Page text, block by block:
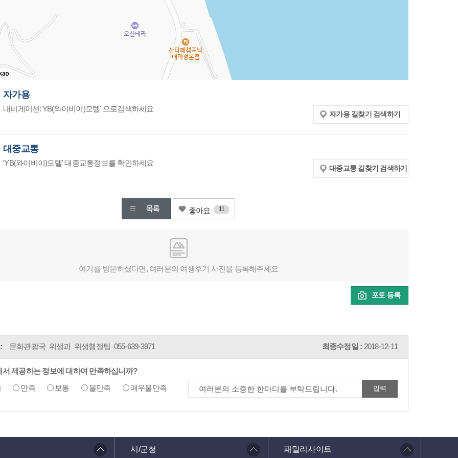
자가용
내비게이션:'YB(와이비이)모텔' 으로검색하세요
자가용 길찾기 검색하기
대중교통
'YB(와이비이)모텔' 대중교통정보를 확인하세요
대중교통 길찾기 검색하기
좋아요 11
여기를 방문하셨다면, 여러분의 여행후기 사진을 등록해주세요
포토 등록
문화관광국 위생과 위생행정팀 055-639-3971 최종수정일 : 2018-12-11
서 제공하는 정보에 대하여 만족하십니까?
만족 보통 불만족 매우불만족
시/군청 패밀리사이트